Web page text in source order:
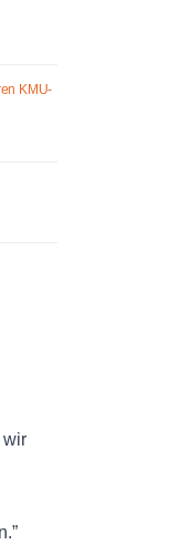
KMU-
wir